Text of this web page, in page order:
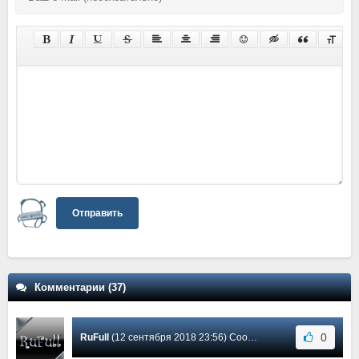
Отправить
Комментарии (37)
RuFull (12 сентября 2018 23:56) Сообщение #17 0